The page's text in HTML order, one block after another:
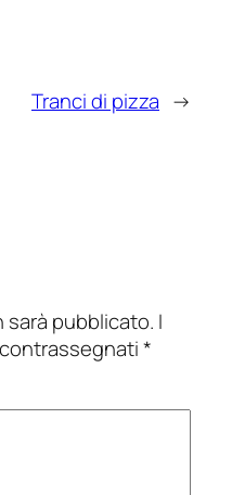
Tranci di pizza →
sarà pubblicato. I
*